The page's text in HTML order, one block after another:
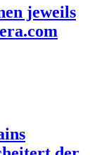
jeweils